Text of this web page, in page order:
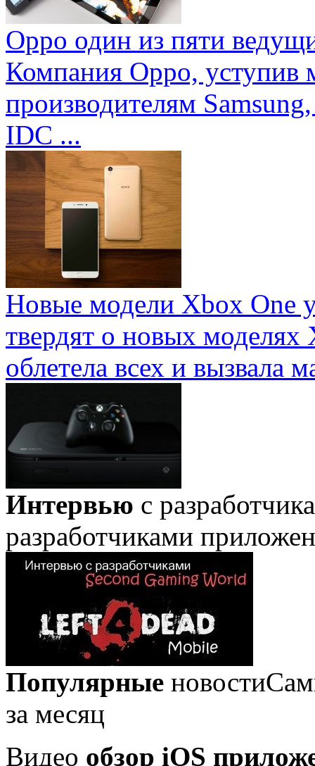
Oppo один из пяти
Компания Oppo, уступив
производителям
IDC ...
Новые модели Xbox One
твердят о новых
облетела всех и вызвала
Интервью с
разработчиками
Популярные новости
за месяц
Видео обзор iOS